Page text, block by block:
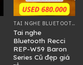
TAI NGHE BLUETOOTH
Tai nghe
Bluetooth Recci
REP-W59 Baron
Series Cũ đẹp giá